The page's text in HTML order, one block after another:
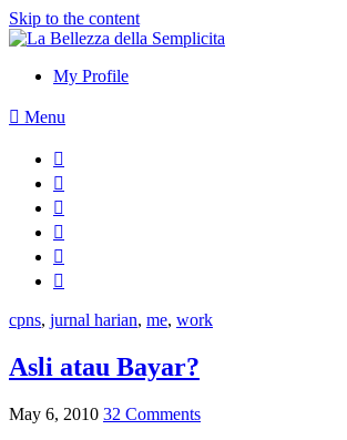
Skip to the content
My Profile
Menu
cpns, jurnal harian, me, work
Asli atau Bayar?
May 6, 2010 32 Comments